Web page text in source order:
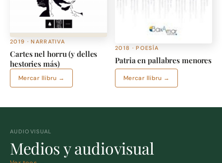
2019 · NARRATIVA
Cartes nel horru (y delles
hestories más)
Mercar llibru →
2018 · POESÍA
Patria en pallabres menores
Mercar llibru →
AUDIOVISUAL
Medios y audiovisual